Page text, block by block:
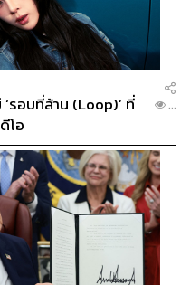
‘รอบที่ล้าน (Loop)’ ที่
โอ
...